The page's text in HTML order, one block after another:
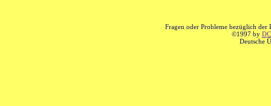
Fragen oder Probleme bezüglich der
©1997 by
Deutsche